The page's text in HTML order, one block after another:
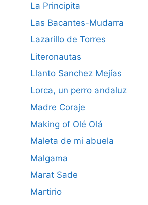
La Principita
Las Bacantes-Mudarra
Lazarillo de Torres
Literonautas
Llanto Sanchez Mejías
Lorca, un perro andaluz
Madre Coraje
Making of Olé Olá
Maleta de mi abuela
Malgama
Marat Sade
Martirio